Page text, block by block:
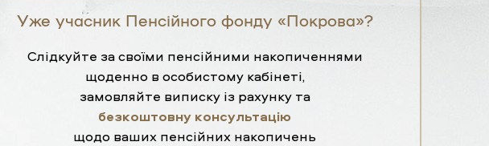
Уже учасник Пенсійного фонду «Покрова»?
Слідкуйте за своїми пенсійними накопиченнями
щоденно в особистому кабінеті,
замовляйте виписку із рахунку та
безкоштовну консультацію
щодо ваших пенсійних накопичень